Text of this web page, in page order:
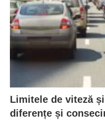
Limitele de viteză
diferențe și